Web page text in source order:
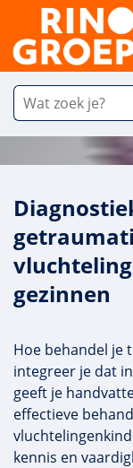
gezinnen
Hoe behandel je
integreer je dat
geeft je
effectieve
kennis en